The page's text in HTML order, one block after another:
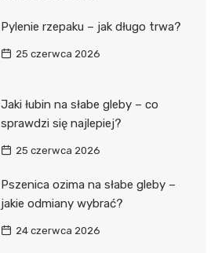
Pylenie rzepaku – jak długo trwa?
25 czerwca 2026
Jaki łubin na słabe gleby – co
sprawdzi się najlepiej?
25 czerwca 2026
Pszenica ozima na słabe gleby –
jakie odmiany wybrać?
24 czerwca 2026